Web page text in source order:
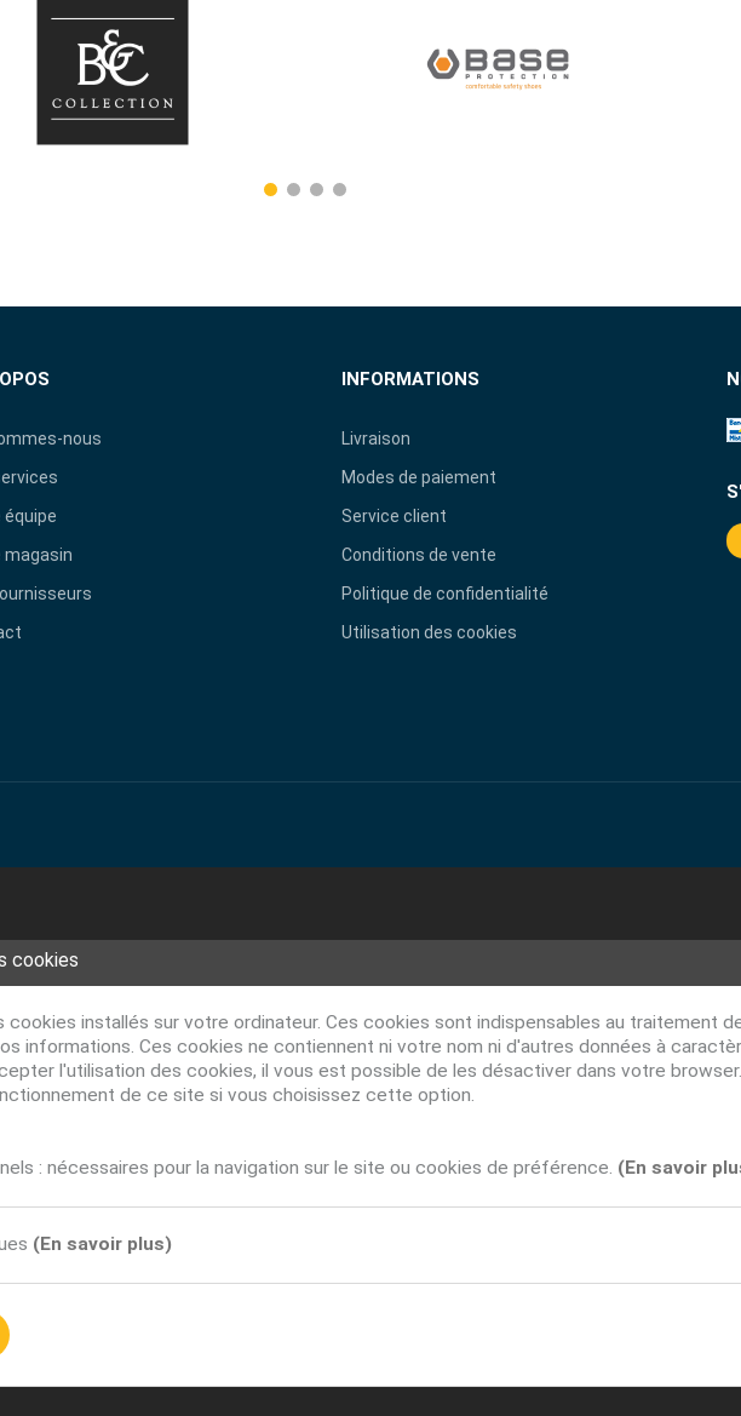
nous
équipe
magasin
INFORMATIONS
Livraison
Modes de paiement
Service client
Conditions de vente
Politique de confidentialité
Utilisation des cookies
cookies
cookies installés sur votre ordinateur. Ces cookies sont indispensables au traitement
informations. Ces cookies ne contiennent ni votre nom ni d'autres données à
l'utilisation des cookies, il vous est possible de les désactiver dans votre
de ce site si vous choisissez cette option.
: nécessaires pour la navigation sur le site ou cookies de préférence. (En savoir
(En savoir plus)